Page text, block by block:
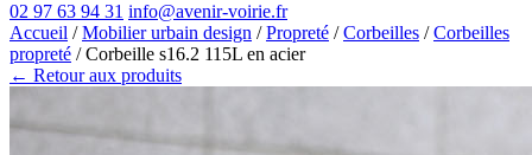
02 97 63 94 31 info@avenir-voirie.fr
Accueil /Mobilier urbain design /Propreté /Corbeilles /Corbeilles
propreté / Corbeille s16.2 115L en acier
← Retour aux produits